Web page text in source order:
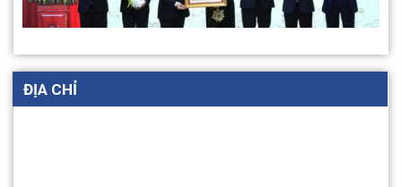
Ngành Lao động – Thương binh và Xã hội Thủ đô vẹn
tròn 80 năm lịch sử.
ĐỊA CHỈ